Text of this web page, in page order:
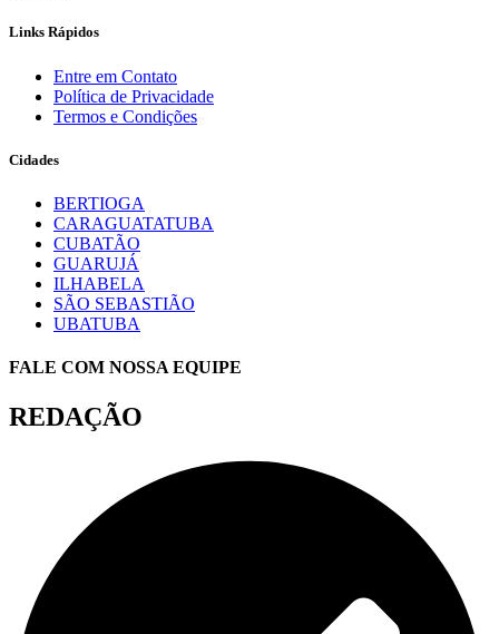
Links Rápidos
Entre em Contato
Política de Privacidade
Termos e Condições
Cidades
BERTIOGA
CARAGUATATUBA
CUBATÃO
GUARUJÁ
ILHABELA
SÃO SEBASTIÃO
UBATUBA
FALE COM NOSSA EQUIPE
REDAÇÃO